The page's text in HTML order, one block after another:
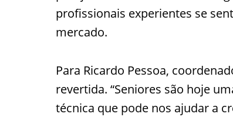
profissionais experientes se
mercado.
Para Ricardo Pessoa,
revertida. “Seniores são hoje
técnica que pode nos ajudar a